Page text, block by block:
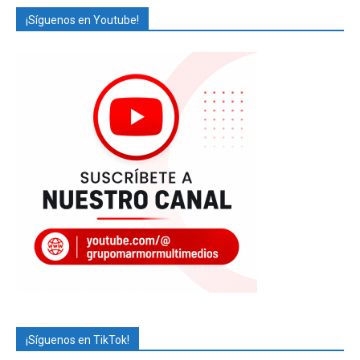
¡Síguenos en Youtube!
¡Síguenos en TikTok!